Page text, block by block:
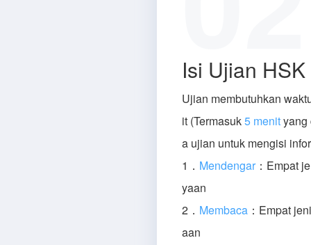
Isi Ujian
Ujian membutuhkan
it (Termasuk5 menityang
a ujian untuk mengisi
1． Mendengar：Empat
yaan
2． Membaca ：Empat
aan